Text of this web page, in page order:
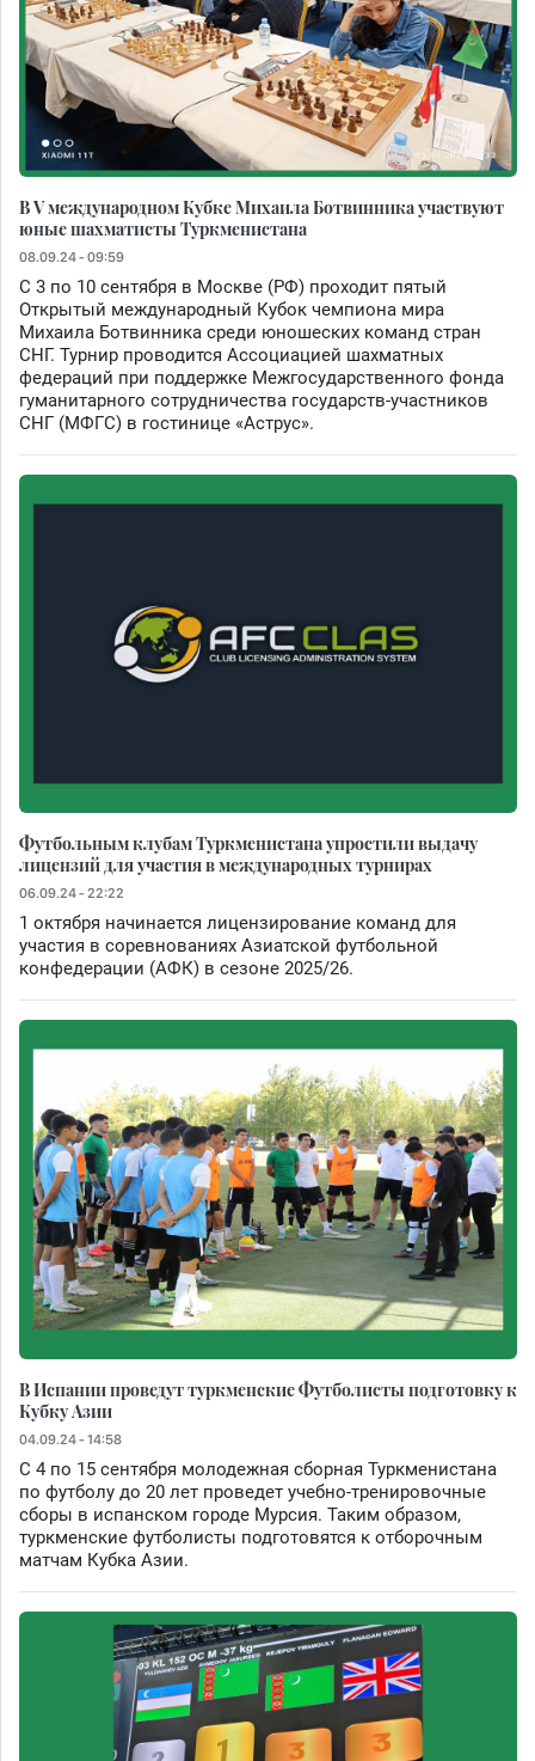
В V международном Кубке Михаила Ботвинника участвуют
юные шахматисты Туркменистана
08.09.24 - 09:59
С 3 по 10 сентября в Москве (РФ) проходит пятый
Открытый международный Кубок чемпиона мира
Михаила Ботвинника среди юношеских команд стран
СНГ. Турнир проводится Ассоциацией шахматных
федераций при поддержке Межгосударственного фонда
гуманитарного сотрудничества государств-участников
СНГ (МФГС) в гостинице «Аструс».
Футбольным клубам Туркменистана упростили выдачу
лицензий для участия в международных турнирах
06.09.24 - 22:22
1 октября начинается лицензирование команд для
участия в соревнованиях Азиатской футбольной
конфедерации (АФК) в сезоне 2025/26.
В Испании проведут туркменские Футболисты подготовку к
Кубку Азии
04.09.24 - 14:58
С 4 по 15 сентября молодежная сборная Туркменистана
по футболу до 20 лет проведет учебно-тренировочные
сборы в испанском городе Мурсия. Таким образом,
туркменские футболисты подготовятся к отборочным
матчам Кубка Азии.